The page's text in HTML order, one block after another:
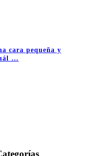
cara pequeña y
…